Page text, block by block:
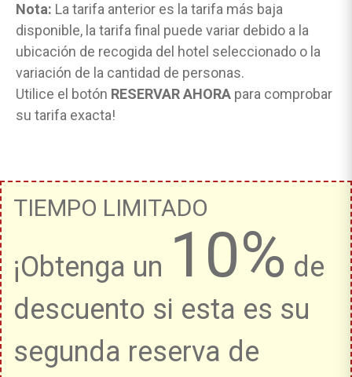
Nota: La tarifa anterior es la tarifa más baja
disponible, la tarifa final puede variar debido a la
ubicación de recogida del hotel seleccionado o la
variación de la cantidad de personas.
Utilice el botón RESERVAR AHORA para comprobar
su tarifa exacta!
TIEMPO LIMITADO
¡Obtenga un 10% de
descuento si esta es su
segunda reserva de